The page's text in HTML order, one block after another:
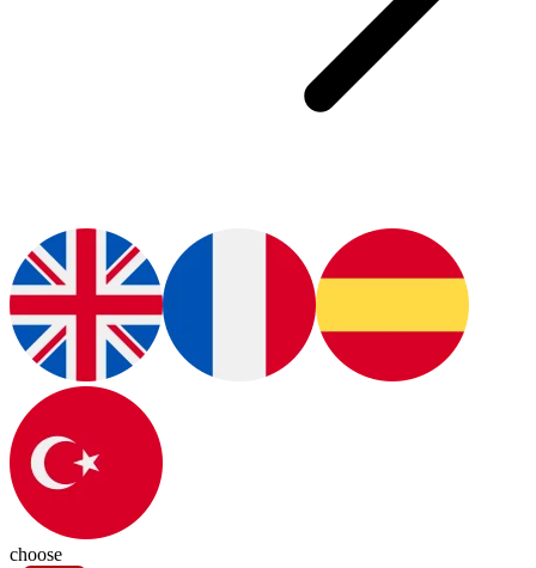
choose